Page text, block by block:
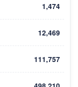
1,474
12,469
111,757